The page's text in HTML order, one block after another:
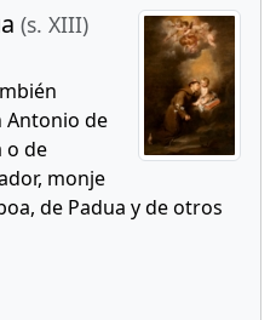
(s. XIII)
Antonio de
o de
monje
de Padua y de otros